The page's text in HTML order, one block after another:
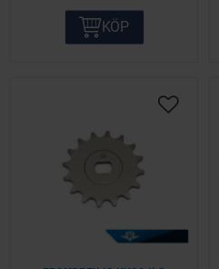
KÖP